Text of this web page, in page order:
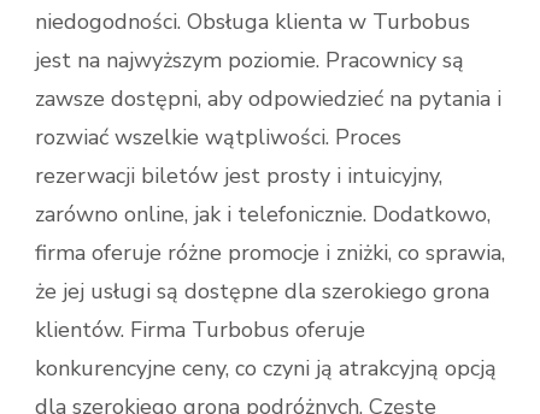
niedogodności. Obsługa klienta w Turbobus
jest na najwyższym poziomie. Pracownicy są
zawsze dostępni, aby odpowiedzieć na pytania i
rozwiać wszelkie wątpliwości. Proces
rezerwacji biletów jest prosty i intuicyjny,
zarówno online, jak i telefonicznie. Dodatkowo,
firma oferuje różne promocje i zniżki, co sprawia,
że jej usługi są dostępne dla szerokiego grona
klientów. Firma Turbobus oferuje
konkurencyjne ceny, co czyni ją atrakcyjną opcją
dla szerokiego grona podróżnych. Częste